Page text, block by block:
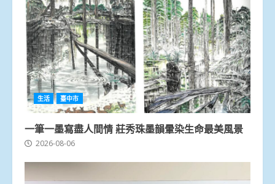
生活 臺中市
一筆一墨寫盡人間情 莊秀珠墨韻暈染生命最美風景
2026-08-06